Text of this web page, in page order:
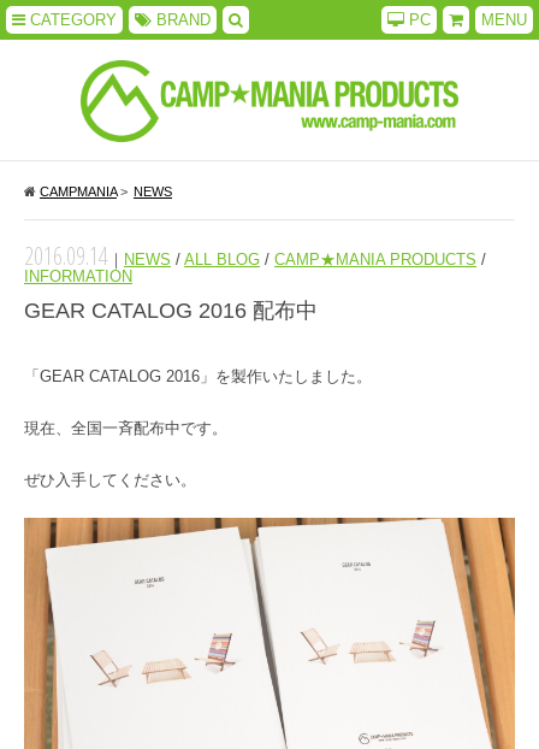
CATEGORY BRAND MENU
PC
CAMPMANIA> NEWS
2016.09.14 ｜ NEWS / ALL BLOG / CAMP★MANIA PRODUCTS /
INFORMATION
GEAR CATALOG 2016 配布中
「GEAR CATALOG 2016」を製作いたしました。
現在、全国一斉配布中です。
ぜひ入手してください。